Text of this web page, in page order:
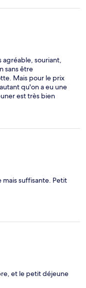
agréable, souriant,
sans être
Mais pour le prix
qu'on a eu une
est très bien
mais suffisante. Petit
et le petit déjeune